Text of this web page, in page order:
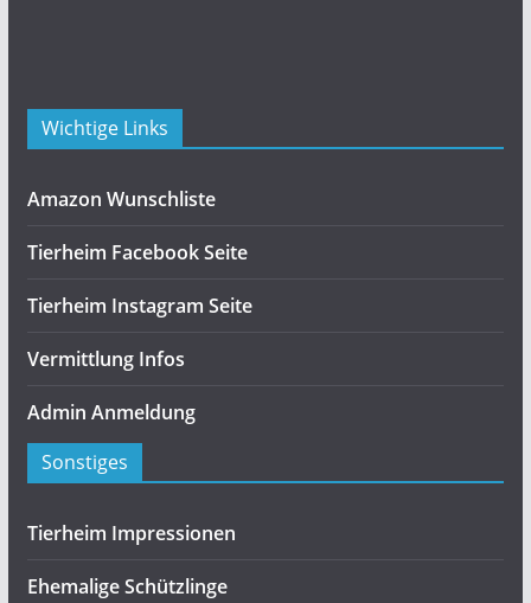
Wichtige Links
Amazon Wunschliste
Tierheim Facebook Seite
Tierheim Instagram Seite
Vermittlung Infos
Admin Anmeldung
Sonstiges
Tierheim Impressionen
Ehemalige Schützlinge